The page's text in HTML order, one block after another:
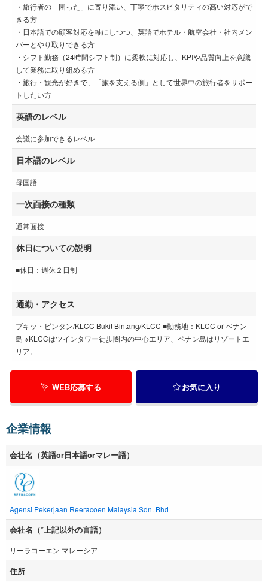
・旅行者の「困った」に寄り添い、丁寧でホスピタリティの高い対応がで
きる方
・日本語での顧客対応を軸にしつつ、英語でホテル・航空会社・社内メン
バーとやり取りできる方
・シフト勤務（24時間シフト制）に柔軟に対応し、KPIや品質向上を意識
して業務に取り組める方
・旅行・観光が好きで、「旅を支える側」として世界中の旅行者をサポー
トしたい方
英語のレベル
会議に参加できるレベル
日本語のレベル
母国語
一次面接の種類
通常面接
休日についての説明
■休日：週休２日制
通勤・アクセス
ブキッ・ビンタン/KLCC Bukit Bintang/KLCC ■勤務地：KLCC or ペナン
島 ※KLCCはツインタワー徒歩圏内の中心エリア、ペナン島はリゾートエ
リア。
WEB応募する お気に入り
企業情報
会社名（英語or日本語orマレー語）
Agensi Pekerjaan Reeracoen Malaysia Sdn. Bhd
会社名（*上記以外の言語）
リーラコーエン マレーシア
住所